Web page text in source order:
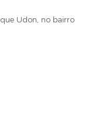
Udon, no bairro